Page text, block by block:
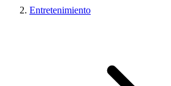
Entretenimiento